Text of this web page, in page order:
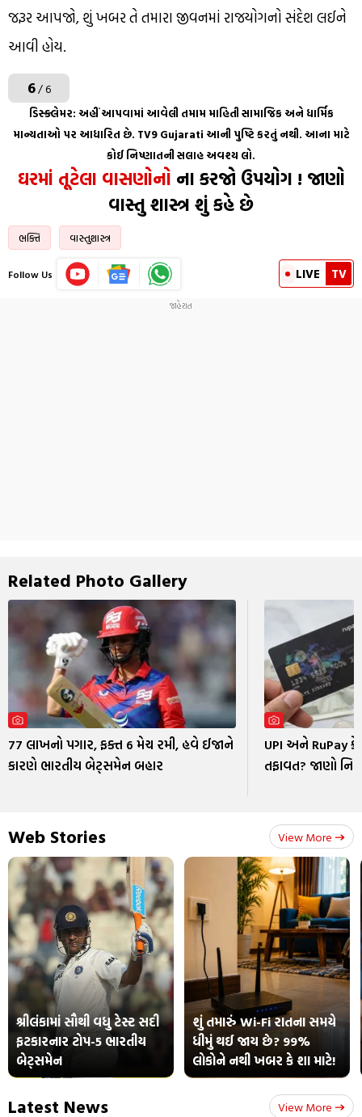
જરૂર આપજો, શું ખબર તે તમારા જીવનમાં રાજયોગનો સંદેશ લઈને
આવી હોય.
6/ 6
ડિસ્ક્લેમર: અહીં આપવામાં આવેલી તમામ માહિતી સામાજિક અને ધાર્મિક
માન્યતાઓ પર આધારિત છે. TV9 Gujarati આની પુષ્ટિ કરતું નથી. આના માટે
કોઈ નિષ્ણાતની સલાહ અવશ્ય લો.
ઘરમાં તૂટેલા વાસણોનો ના કરજો ઉપયોગ ! જાણો
વાસ્તુ શાસ્ત્ર શું કહે છે
ભક્તિ વાસ્તુશાસ્ત્ર
Follow Us LIVE TV
Related Photo Gallery
77 લાખનો પગાર, ફક્ત 6 મેચ રમી, હવે ઈજાને
કારણે ભારતીય બેટ્સમેન બહાર
UPI અને RuPay
તફાવત? જાણો
Web Stories View More
શ્રીલંકામાં સૌથી વધુ ટેસ્ટ સદી
ફટકારનાર ટોપ-5 ભારતીય
બેટ્સમેન
શું તમારું Wi-Fi રાતના સમયે
ધીમું થઈ જાય છે? 99%
લોકોને નથી ખબર કે શા માટે!
Latest News View More